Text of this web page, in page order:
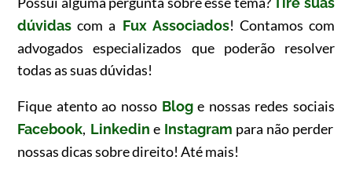
dúvidas com a Fux Associados! Contamos com
advogados especializados que poderão resolver
todas as suas dúvidas!
Fique atento ao nossoBlog e nossas redes sociais
Facebook, Linkedin eInstagram para não perder
nossas dicas sobre direito! Até mais!